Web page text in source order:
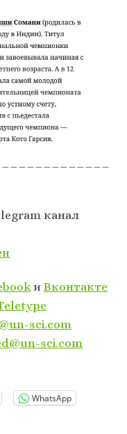
канал
иВконтакте
sci.com
sci.com
WhatsApp